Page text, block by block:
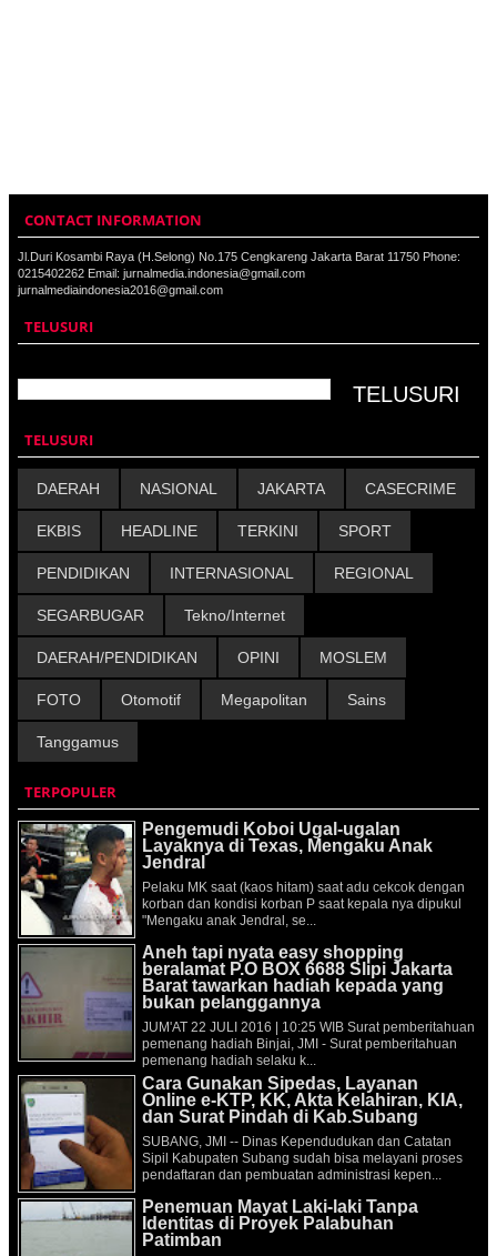
CONTACT INFORMATION
Jl.Duri Kosambi Raya (H.Selong) No.175 Cengkareng Jakarta Barat 11750 Phone:
0215402262 Email: jurnalmedia.indonesia@gmail.com
jurnalmediaindonesia2016@gmail.com
TELUSURI
TELUSURI
DAERAH NASIONAL JAKARTA CASECRIME
EKBIS HEADLINE TERKINI SPORT
PENDIDIKAN INTERNASIONAL REGIONAL
SEGARBUGAR Tekno/Internet
DAERAH/PENDIDIKAN OPINI MOSLEM
FOTO Otomotif Megapolitan Sains
Tanggamus
TERPOPULER
Pengemudi Koboi Ugal-ugalan
Layaknya di Texas, Mengaku Anak
Jendral
Pelaku MK saat (kaos hitam) saat adu cekcok dengan
korban dan kondisi korban P saat kepala nya dipukul
"Mengaku anak Jendral, se...
Aneh tapi nyata easy shopping
beralamat P.O BOX 6688 Slipi Jakarta
Barat tawarkan hadiah kepada yang
bukan pelanggannya
JUM'AT 22 JULI 2016 | 10:25 WIB Surat pemberitahuan
pemenang hadiah Binjai, JMI - Surat pemberitahuan
pemenang hadiah selaku k...
Cara Gunakan Sipedas, Layanan
Online e-KTP, KK, Akta Kelahiran, KIA,
dan Surat Pindah di Kab.Subang
SUBANG, JMI -- Dinas Kependudukan dan Catatan
Sipil Kabupaten Subang sudah bisa melayani proses
pendaftaran dan pembuatan administrasi kepen...
Penemuan Mayat Laki-laki Tanpa
Identitas di Proyek Palabuhan
Patimban